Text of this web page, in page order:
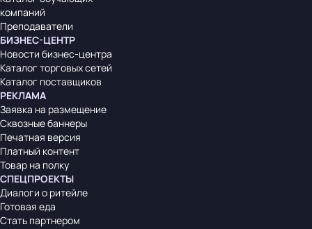
компаний
Преподаватели
БИЗНЕС-ЦЕНТР
Новости бизнес-центра
Каталог торговых сетей
Каталог поставщиков
РЕКЛАМА
Заявка на размещение
Сквозные баннеры
Печатная версия
Платный контент
Товар на полку
СПЕЦПРОЕКТЫ
Диалоги о ритейле
Готовая еда
Стать партнером